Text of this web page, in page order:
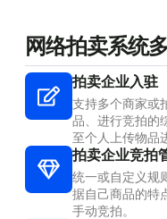
网络拍卖系统
拍卖企业入驻
支持多个商家或
品、进行竞拍的
至个人上传物品
拍卖企业竞拍
统一或自定义规
据自己商品的特
手动竞拍。